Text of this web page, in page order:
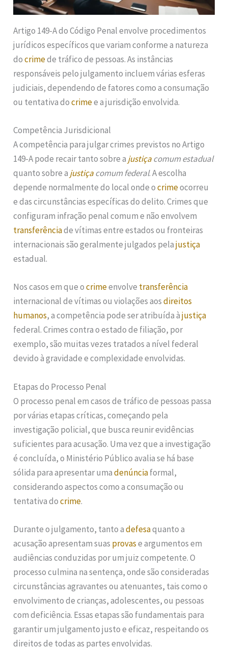
Artigo 149-A do Código Penal envolve procedimentos
jurídicos específicos que variam conforme a natureza
docrimede tráfico de pessoas. As instâncias
responsáveis pelo julgamento incluem várias esferas
judiciais, dependendo de fatores como a consumação
ou tentativa docrimee a jurisdição envolvida.
Competência Jurisdicional
A competência para julgar crimes previstos no Artigo
149-A pode recair tanto sobre a justiçacomum estadual
quanto sobre a justiçacomum federal. A escolha
depende normalmente do local onde ocrimeocorreu
e das circunstâncias específicas do delito. Crimes que
configuram infração penal comum e não envolvem
transferênciade vítimas entre estados ou fronteiras
internacionais são geralmente julgados pelajustiça
estadual.
Nos casos em que ocrimeenvolve transferência
internacional de vítimas ou violações aosdireitos
humanos, a competência pode ser atribuída àjustiça
federal. Crimes contra o estado de filiação, por
exemplo, são muitas vezes tratados a nível federal
devido à gravidade e complexidade envolvidas.
Etapas do Processo Penal
O processo penal em casos de tráfico de pessoas passa
por várias etapas críticas, começando pela
investigação policial, que busca reunir evidências
suficientes para acusação. Uma vez que a investigação
é concluída, o Ministério Público avalia se há base
sólida para apresentar umadenúnciaformal,
considerando aspectos como a consumação ou
tentativa docrime.
Durante o julgamento, tanto adefesaquanto a
acusação apresentam suas provase argumentos em
audiências conduzidas por um juiz competente. O
processo culmina na sentença, onde são consideradas
circunstâncias agravantes ou atenuantes, tais como o
envolvimento de crianças, adolescentes, ou pessoas
com deficiência. Essas etapas são fundamentais para
garantir um julgamento justo e eficaz, respeitando os
direitos de todas as partes envolvidas.